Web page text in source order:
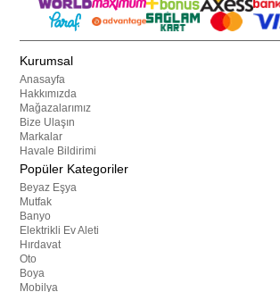
Kurumsal
Anasayfa
Hakkımızda
Mağazalarımız
Bize Ulaşın
Markalar
Havale Bildirimi
Popüler Kategoriler
Beyaz Eşya
Mutfak
Banyo
Elektrikli Ev Aleti
Hırdavat
Oto
Boya
Mobilya